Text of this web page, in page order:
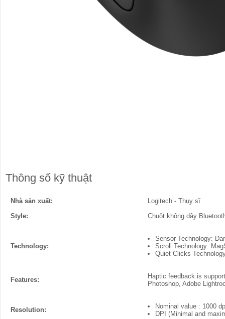
Thông số kỹ thuật
Nhà sản xuất:
Logitech - Thụy sĩ
Style:
Chuột không dây
Technology:
Sensor Technology:
Scroll Technology:
Quiet Clicks
Features:
Haptic feedback is
Photoshop, Adobe
Resolution:
Nominal value : 1000
DPI (Minimal and